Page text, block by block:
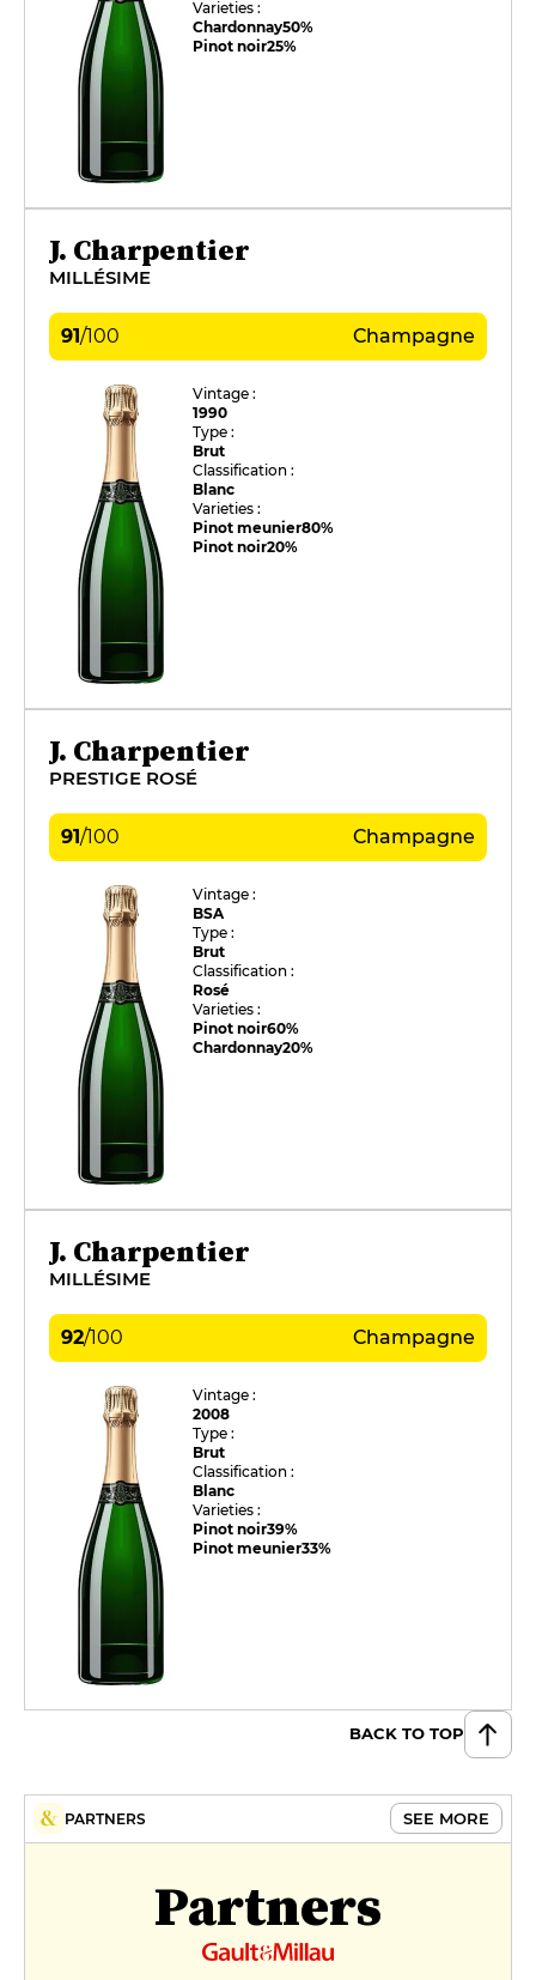
Varieties :
Chardonnay50%
Pinot noir25%
J. Charpentier
MILLÉSIME
91/100 Champagne
Vintage :
1990
Type :
Brut
Classification :
Blanc
Varieties :
Pinot meunier80%
Pinot noir20%
J. Charpentier
PRESTIGE ROSÉ
91/100 Champagne
Vintage :
BSA
Type :
Brut
Classification :
Rosé
Varieties :
Pinot noir60%
Chardonnay20%
J. Charpentier
MILLÉSIME
92/100 Champagne
Vintage :
2008
Type :
Brut
Classification :
Blanc
Varieties :
Pinot noir39%
Pinot meunier33%
BACK TO TOP
PARTNERS SEE MORE
Partners